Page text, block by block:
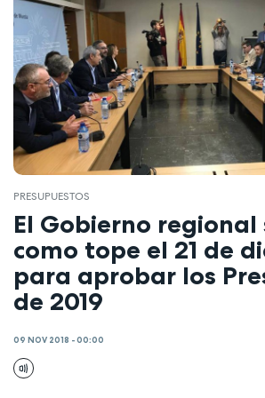
PRESUPUESTOS
El Gobierno regional
como tope el 21 de
para aprobar los
de 2019
09 NOV 2018 - 00:00